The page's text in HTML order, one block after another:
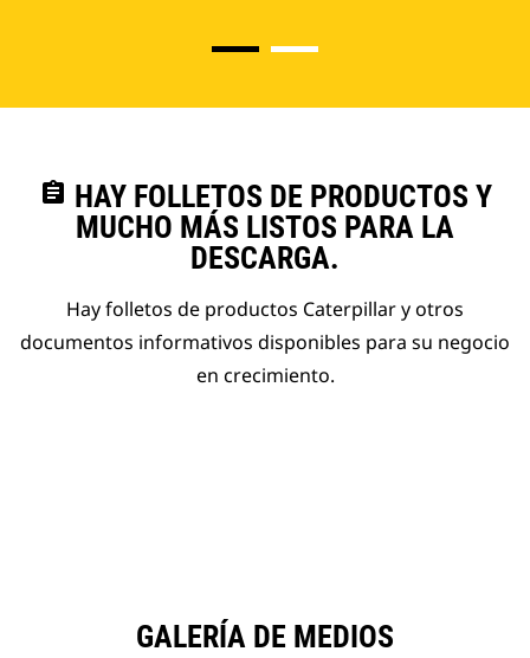
assignment HAY FOLLETOS DE PRODUCTOS Y
MUCHO MÁS LISTOS PARA LA
DESCARGA.
Hay folletos de productos Caterpillar y otros
documentos informativos disponibles para su negocio
en crecimiento.
GALERÍA DE MEDIOS